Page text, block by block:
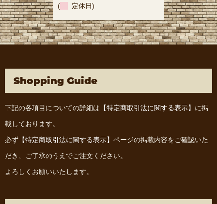
( 定休日)
Shopping Guide
下記の各項目についての詳細は 【特定商取引法に関する表示】 に掲
載しております。
必ず 【特定商取引法に関する表示】 ページの掲載内容をご確認いた
だき、ご了承のうえでご注文ください。
よろしくお願いいたします。